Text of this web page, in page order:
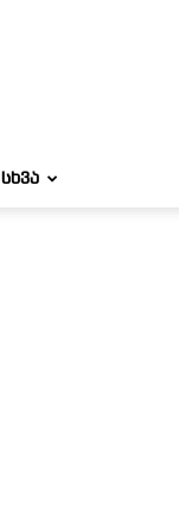
ᲡᲮᲕᲐ